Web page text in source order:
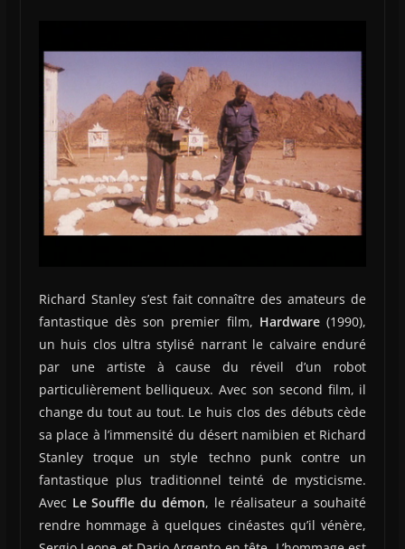
Richard Stanley s’est fait connaître des amateurs de
fantastique dès son premier film, Hardware (1990),
un huis clos ultra stylisé narrant le calvaire enduré
par une artiste à cause du réveil d’un robot
particulièrement belliqueux. Avec son second film, il
change du tout au tout. Le huis clos des débuts cède
sa place à l’immensité du désert namibien et Richard
Stanley troque un style techno punk contre un
fantastique plus traditionnel teinté de mysticisme.
Avec Le Souffle du démon, le réalisateur a souhaité
rendre hommage à quelques cinéastes qu’il vénère,